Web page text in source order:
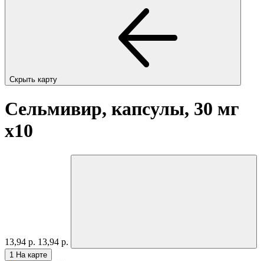
Скрыть карту
Сельмивир, капсулы, 30 мг
x10
13,94 р. 13,94 р.
1 На карте